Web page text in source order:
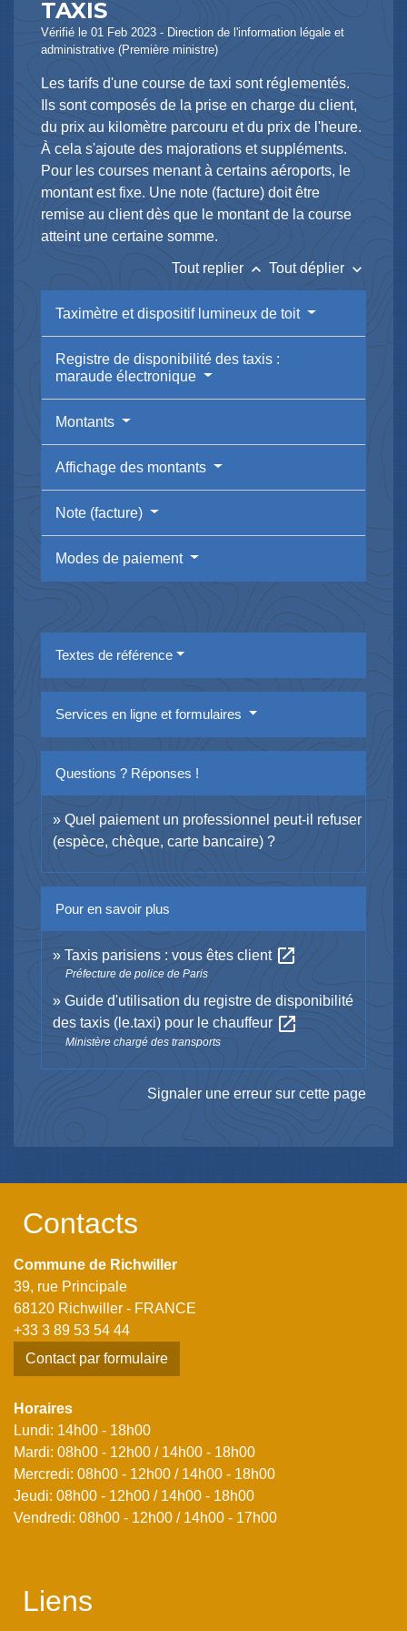
TAXIS
Vérifié le 01 Feb 2023 - Direction de l'information légale et
administrative (Première ministre)
Les tarifs d'une course de taxi sont réglementés.
Ils sont composés de la prise en charge du client,
du prix au kilomètre parcouru et du prix de l'heure.
À cela s'ajoute des majorations et suppléments.
Pour les courses menant à certains aéroports, le
montant est fixe. Une note (facture) doit être
remise au client dès que le montant de la course
atteint une certaine somme.
Tout replier keyboard_arrow_up Tout déplier keyboard_arrow_down
Taximètre et dispositif lumineux de toit
Registre de disponibilité des taxis :
maraude électronique
Montants
Affichage des montants
Note (facture)
Modes de paiement
Textes de référence
Services en ligne et formulaires
Questions ? Réponses !
Quel paiement un professionnel peut-il refuser
(espèce, chèque, carte bancaire) ?
Pour en savoir plus
Taxis parisiens : vous êtes clientopen_in_new
Préfecture de police de Paris
Guide d'utilisation du registre de disponibilité
des taxis (le.taxi) pour le chauffeuropen_in_new
Ministère chargé des transports
Signaler une erreur sur cette page
Contacts
Commune de Richwiller
39, rue Principale
68120 Richwiller - FRANCE
+33 3 89 53 54 44
Contact par formulaire
Horaires
Lundi: 14h00 - 18h00
Mardi: 08h00 - 12h00 / 14h00 - 18h00
Mercredi: 08h00 - 12h00 / 14h00 - 18h00
Jeudi: 08h00 - 12h00 / 14h00 - 18h00
Vendredi: 08h00 - 12h00 / 14h00 - 17h00
Liens